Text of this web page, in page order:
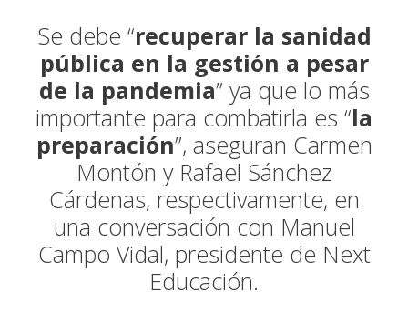
Se debe “recuperar la sanidad
pública en la gestión a pesar
de la pandemia” ya que lo más
importante para combatirla es “la
preparación”, aseguran Carmen
Montón y Rafael Sánchez
Cárdenas, respectivamente, en
una conversación con Manuel
Campo Vidal, presidente de Next
Educación.